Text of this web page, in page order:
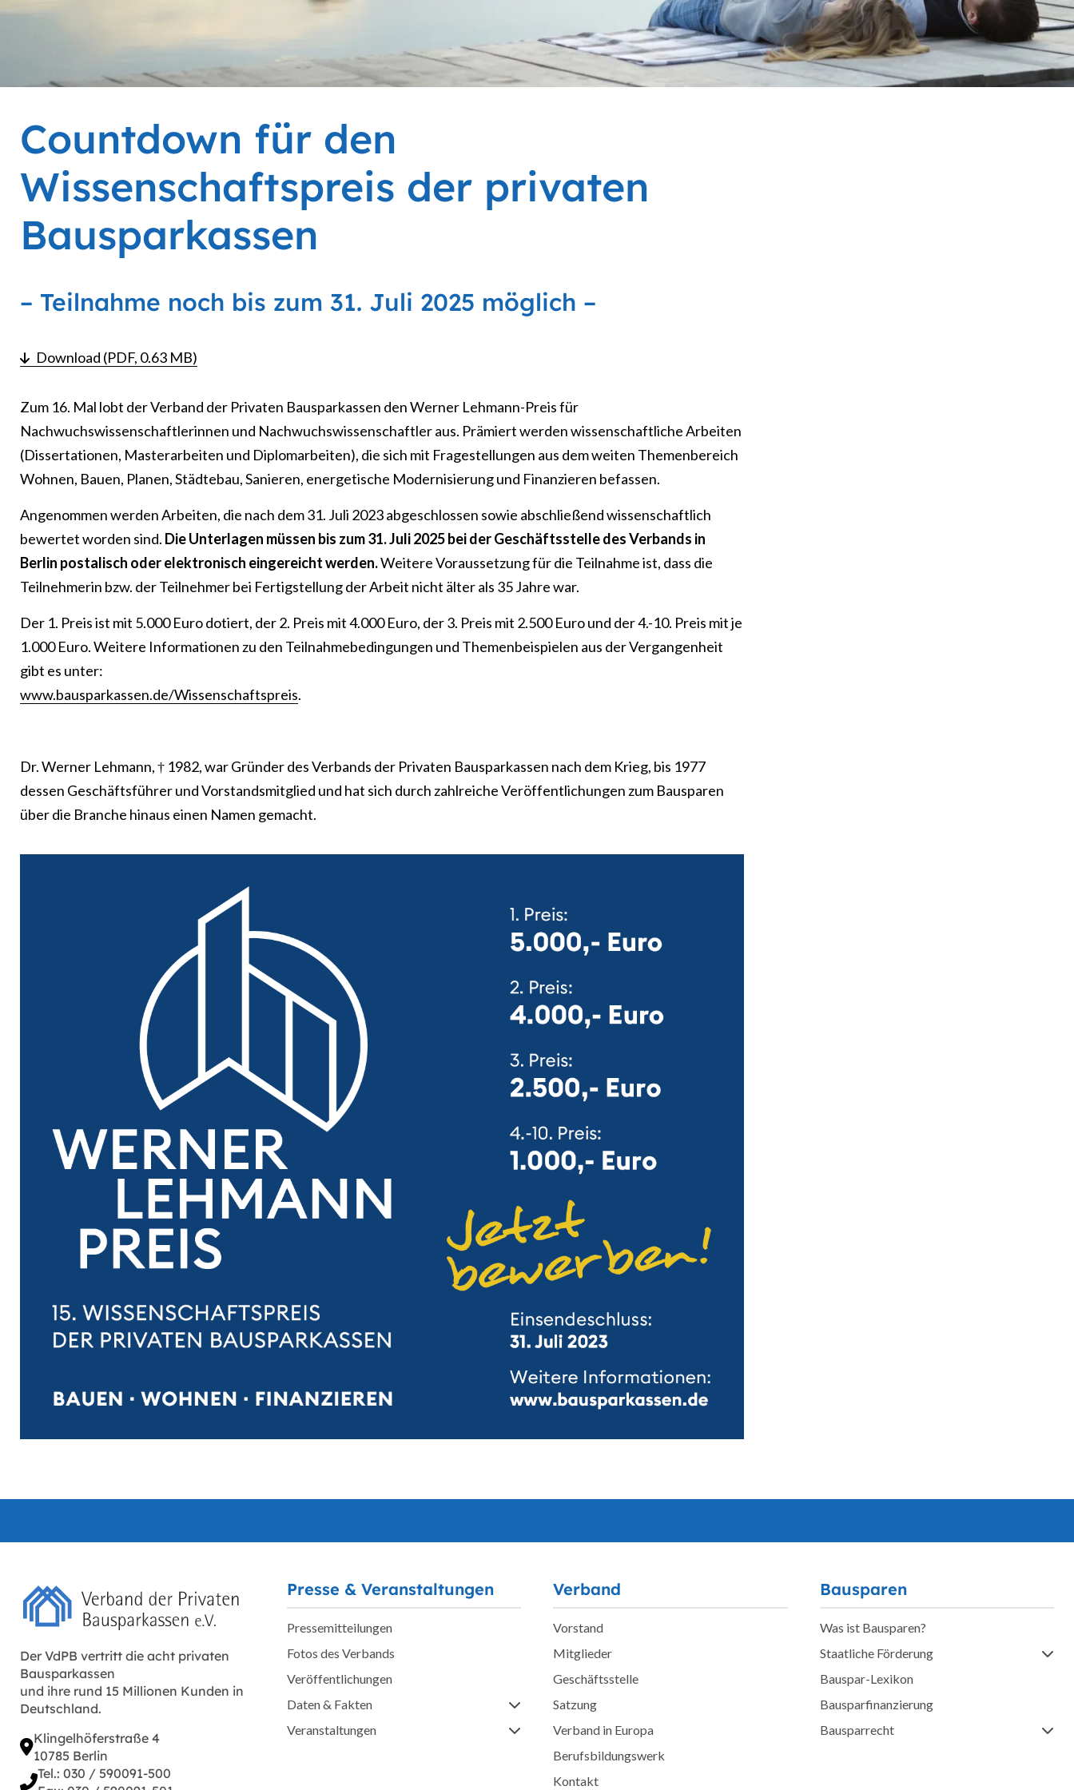
Countdown für den
Wissenschaftspreis der privaten
Bausparkassen
– Teilnahme noch bis zum 31. Juli 2025 möglich –
Download (PDF, 0.63 MB)
Zum 16. Mal lobt der Verband der Privaten Bausparkassen den Werner Lehmann-Preis für
Nachwuchswissenschaftlerinnen und Nachwuchswissenschaftler aus. Prämiert werden wissenschaftliche Arbeiten
(Dissertationen, Masterarbeiten und Diplomarbeiten), die sich mit Fragestellungen aus dem weiten Themenbereich
Wohnen, Bauen, Planen, Städtebau, Sanieren, energetische Modernisierung und Finanzieren befassen.
Angenommen werden Arbeiten, die nach dem 31. Juli 2023 abgeschlossen sowie abschließend wissenschaftlich
bewertet worden sind. Die Unterlagen müssen bis zum 31. Juli 2025 bei der Geschäftsstelle des Verbands in
Berlin postalisch oder elektronisch eingereicht werden.Weitere Voraussetzung für die Teilnahme ist, dass die
Teilnehmerin bzw. der Teilnehmer bei Fertigstellung der Arbeit nicht älter als 35 Jahre war.
Der 1. Preis ist mit 5.000 Euro dotiert, der 2. Preis mit 4.000 Euro, der 3. Preis mit 2.500 Euro und der 4.-10. Preis mit je
1.000 Euro. Weitere Informationen zu den Teilnahmebedingungen und Themenbeispielen aus der Vergangenheit
gibt es unter:
www.bausparkassen.de/Wissenschaftspreis.
Dr. Werner Lehmann, † 1982, war Gründer des Verbands der Privaten Bausparkassen nach dem Krieg, bis 1977
dessen Geschäftsführer und Vorstandsmitglied und hat sich durch zahlreiche Veröffentlichungen zum Bausparen
über die Branche hinaus einen Namen gemacht.
Der VdPB vertritt die acht privaten
Bausparkassen
und ihre rund 15 Millionen Kunden in
Deutschland.
Klingelhöferstraße 4
10785 Berlin
Tel.: 030 / 590091-500
Presse & Veranstaltungen
Pressemitteilungen
Fotos des Verbands
Veröffentlichungen
Daten & Fakten
Veranstaltungen
Verband
Vorstand
Mitglieder
Geschäftsstelle
Satzung
Verband in Europa
Berufsbildungswerk
Kontakt
Bausparen
Was ist Bausparen?
Staatliche Förderung
Bauspar-Lexikon
Bausparfinanzierung
Bausparrecht